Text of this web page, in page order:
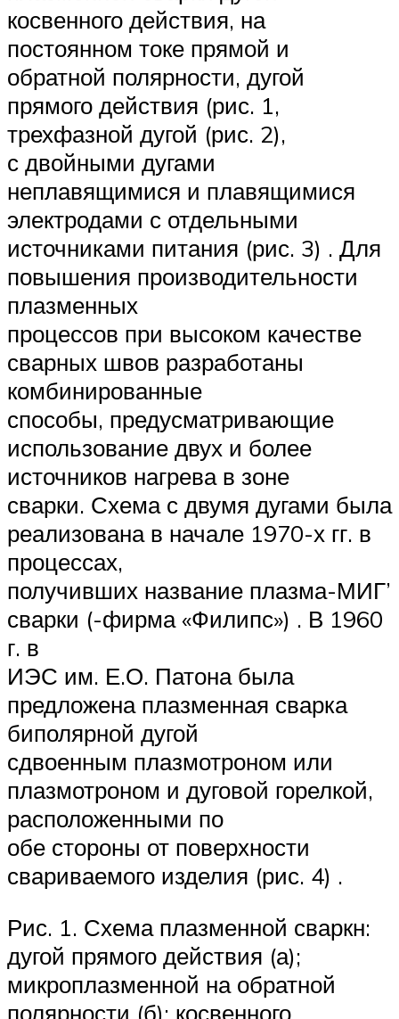
косвенного действия, на
постоянном токе прямой и
обратной полярности, дугой
прямого действия (рис. 1,
трехфазной дугой (рис. 2),
с двойными дугами
неплавящимися и плавящимися
электродами с отдельными
источниками питания (рис. 3) . Для
повышения производительности
плазменных
процессов при высоком качестве
сварных швов разработаны
комбинированные
способы, предусматривающие
использование двух и более
источников нагрева в зоне
сварки. Схема с двумя дугами была
реализована в начале 1970-х гг. в
процессах,
получивших название плазма-МИГ’
сварки (-фирма «Филипс») . В 1960
г. в
ИЭС им. Е.О. Патона была
предложена плазменная сварка
биполярной дугой
сдвоенным плазмотроном или
плазмотроном и дуговой горелкой,
расположенными по
обе стороны от поверхности
свариваемого изделия (рис. 4) .
Рис. 1. Схема плазменной сваркн:
дугой прямого действия (а);
микроплазменной на обратной
полярности (б); косвенного